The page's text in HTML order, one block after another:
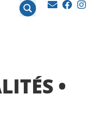
•